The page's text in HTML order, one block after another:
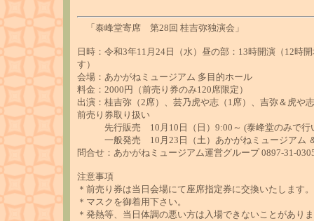
「泰峰堂寄席 第28回 桂吉弥独演会」
日時：令和3年11月24日（水）昼の部：13時開演（12時
す）
会場：あかがねミュージアム 多目的ホール
料金：2000円（前売り券のみ120席限定）
出演：桂吉弥（2席）、芸乃虎や志（1席）、吉弥＆虎や
前売り券取り扱い
先行販売 10月10日（日）9:00～ (泰峰堂のみで行
一般発売 10月23日（土）あかがねミュージアム
問合せ：あかがねミュージアム運営グループ 0897-31-
注意事項
＊前売り券は当日会場にて座席指定券に交換いたします。
＊マスクを御着用下さい。
＊発熱等、当日体調の悪い方は入場できないことがあり